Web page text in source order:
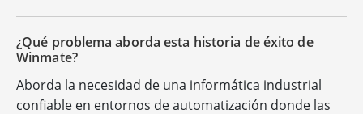
¿Qué problema aborda esta historia de éxito de
Winmate?
Aborda la necesidad de una informática industrial
confiable en entornos de automatización donde las